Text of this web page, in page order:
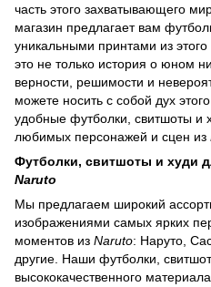
часть этого захватывающего
магазин предлагает вам
уникальными принтами из этого
это не только история о юном
верности, решимости и
можете носить с собой дух
удобные футболки, свитшоты и
любимых персонажей и сцен из
Футболки, свитшоты и худи
Naruto
Мы предлагаем широкий
изображениями самых ярких
моментов из Naruto: Наруто,
другие. Наши футболки,
высококачественного